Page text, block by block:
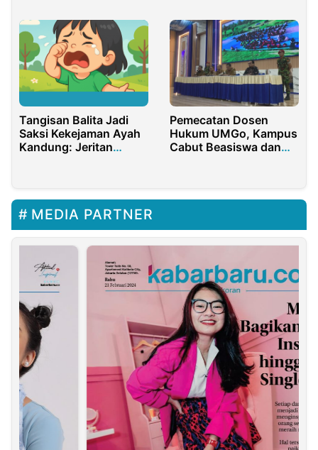
Tangisan Balita Jadi
Saksi Kekejaman Ayah
Kandung: Jeritan
Pemecatan Dosen
Hukum UMGo, Kampus
Cabut Beasiswa dan
MEDIA PARTNER